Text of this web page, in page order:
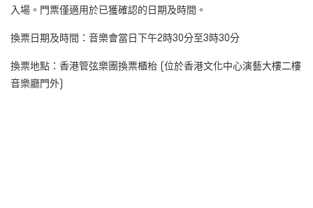
入場。門票僅適用於已獲確認的日期及時間。
換票日期及時間：音樂會當日下午2時30分至3時30分
換票地點：香港管弦樂團換票櫃枱 (位於香港文化中心演藝大樓二樓
音樂廳門外)